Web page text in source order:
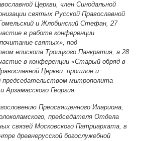
Церкви, член Синодальной
святых Русской Православной
и Жлобинский Стефан, 27
в работе конференции
святых», под
епископа Троицкого Панкратия, а 28
в конференции «Старый обряд в
Церкви: прошлое и
председательством митрополита
Арзамасского Георгия.
Преосвященного Илариона,
председателя Отдела
связей Московского Патриархата, в
древнерусской богослужебной